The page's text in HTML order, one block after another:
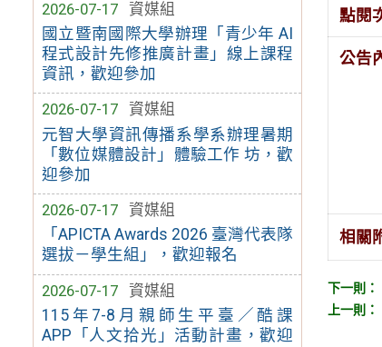
2026-07-17
資媒組
國立暨南國際大學辦理「青少年 AI
程式設計先修推廣計畫」線上課程
資訊，歡迎參加
2026-07-17
資媒組
元智大學資訊傳播系學系辦理暑期
「數位媒體設計」體驗工作 坊，歡
迎參加
2026-07-17
資媒組
「APICTA Awards 2026 臺灣代表隊
選拔－學生組」，歡迎報名
2026-07-17
資媒組
115年7-8月親師生平臺／酷課
APP「人文拾光」活動計畫，歡迎
點閱
公告
相關